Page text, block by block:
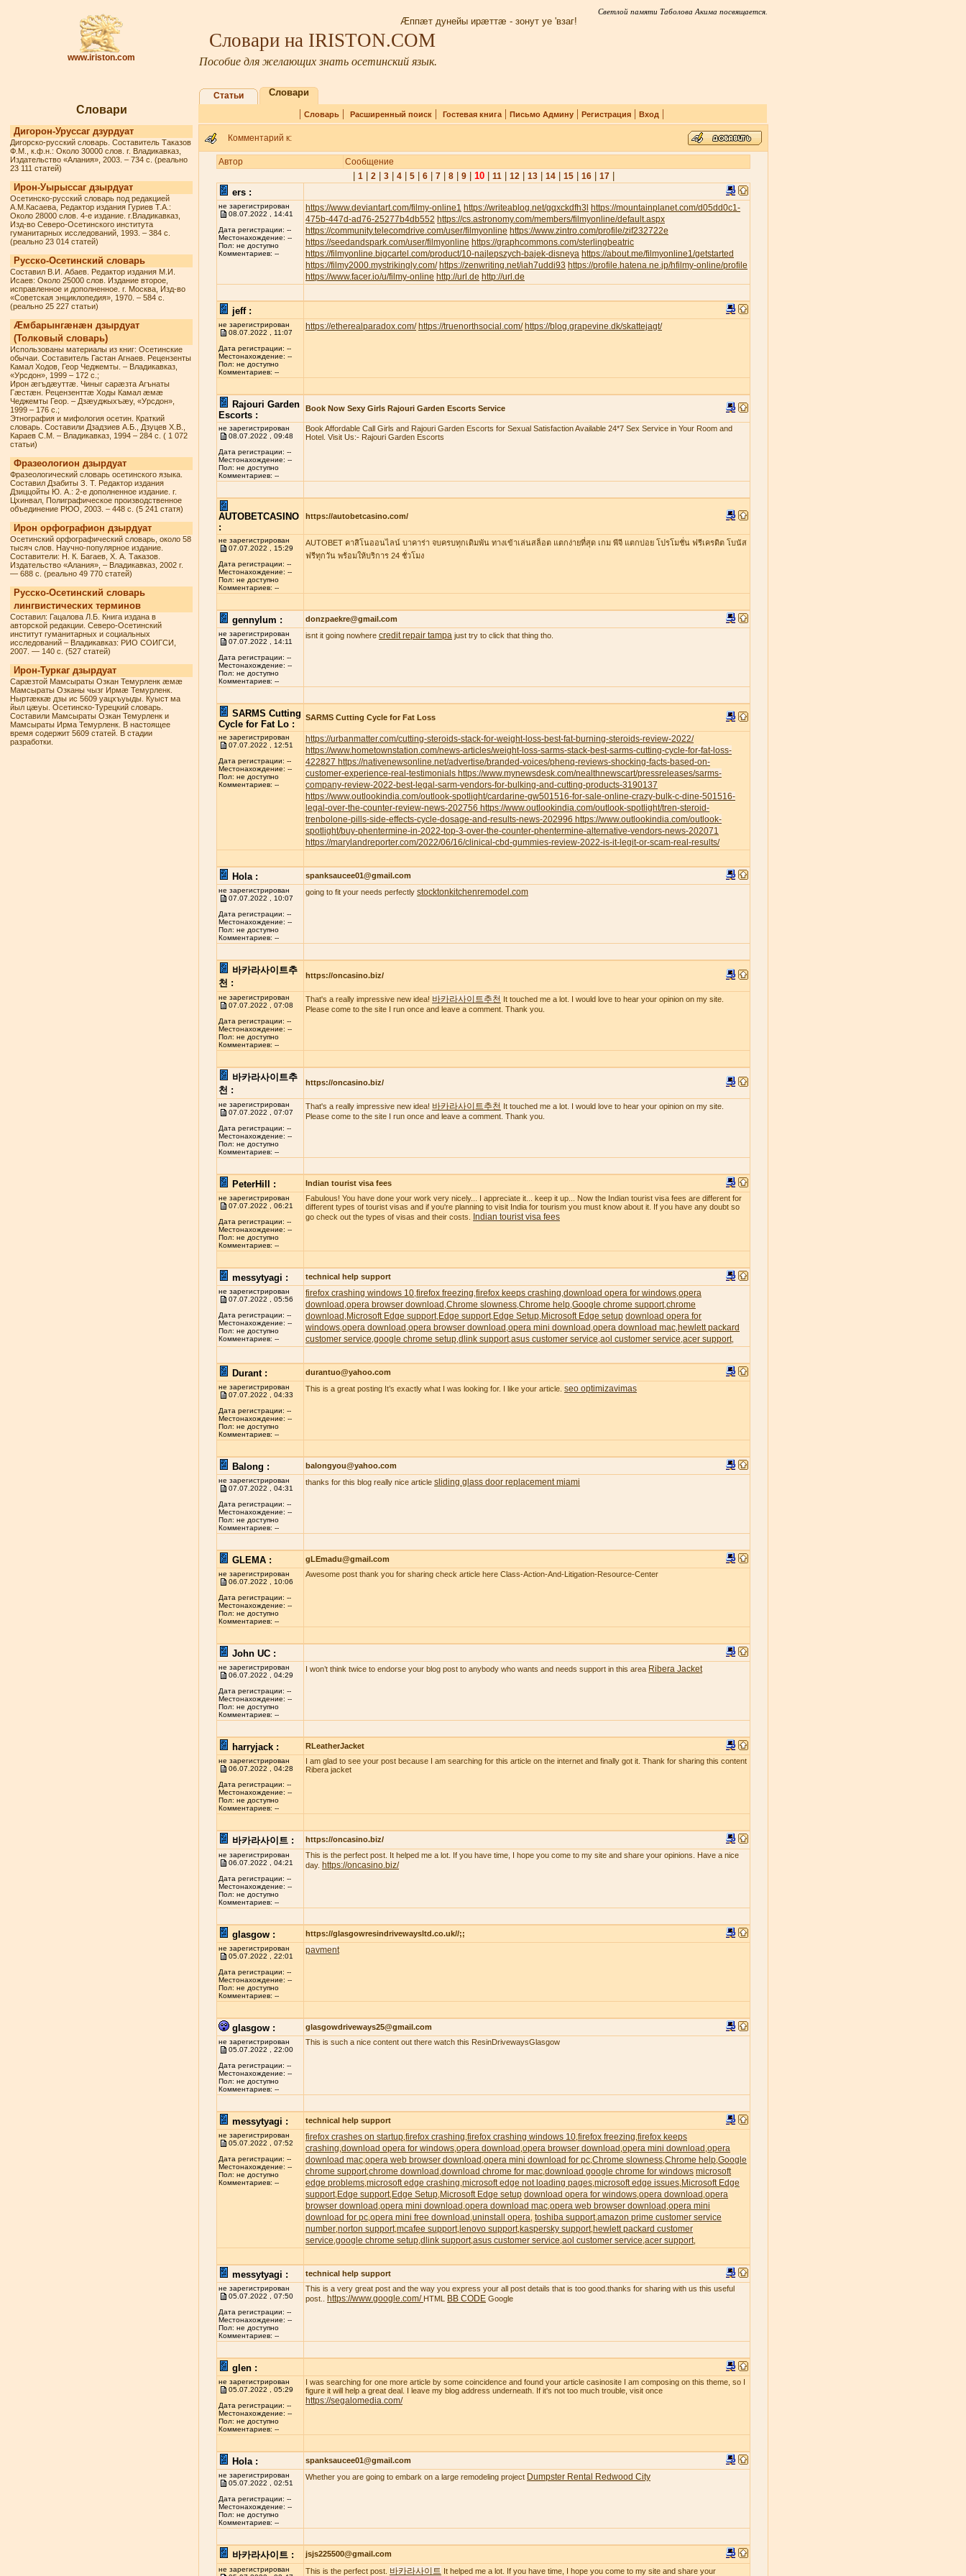
www.iriston.com
Светлой памяти Таболова Акима посвящается.
Æппæт дунейы ирæттæ - зонут уе 'взаг!
Словари на IRISTON.COM
Пособие для желающих знать осетинский язык.
Словари
Дигорон-Уруссаг дзурдуат
Дигорско-русский словарь. Составитель Таказов
Ф.М., к.ф.н.: Около 30000 слов. г. Владикавказ,
Издательство «Алания», 2003. – 734 с. (реально
23 111 статей)
Ирон-Уырыссаг дзырдуат
Осетинско-русский словарь под редакцией
А.М.Касаева, Редактор издания Гуриев Т.А.:
Около 28000 слов. 4-е издание. г.Владикавказ,
Изд-во Северо-Осетинского института
гуманитарных исследований, 1993. – 384 с.
(реально 23 014 статей)
Русско-Осетинский словарь
Составил В.И. Абаев. Редактор издания М.И.
Исаев: Около 25000 слов. Издание второе,
исправленное и дополненное. г. Москва, Изд-во
«Советская энциклопедия», 1970. – 584 с.
(реально 25 227 статьи)
Æмбарынгæнæн дзырдуат
(Толковый словарь)
Использованы материалы из книг: Осетинские
обычаи. Составитель Гастан Агнаев. Рецензенты
Камал Ходов, Геор Чеджемты. – Владикавказ,
«Урсдон», 1999 – 172 с.;
Ирон æгъдæуттæ. Чиныг сарæзта Агънаты
Гæстæн. Рецензенттæ Ходы Камал æмæ
Чеджемты Геор. – Дзæуджыхъæу, «Урсдон»,
1999 – 176 с.;
Этнография и мифология осетин. Краткий
словарь. Составили Дзадзиев А.Б., Дзуцев Х.В.,
Караев С.М. – Владикавказ, 1994 – 284 с. ( 1 072
статьи)
Фразеологион дзырдуат
Фразеологический словарь осетинского языка.
Составил Дзабиты З. Т. Редактор издания
Дзиццойты Ю. А.: 2-е дополненное издание. г.
Цхинвал, Полиграфическое производственное
объединение РЮО, 2003. – 448 с. (5 241 статя)
Ирон орфографион дзырдуат
Осетинский орфографический словарь, около 58
тысяч слов. Научно-популярное издание.
Составители: Н. К. Багаев, Х. А. Таказов.
Издательство «Алания», – Владикавказ, 2002 г.
— 688 с. (реально 49 770 статей)
Русско-Осетинский словарь
лингвистических терминов
Составил: Гацалова Л.Б. Книга издана в
авторской редакции. Северо-Осетинский
институт гуманитарных и социальных
исследований – Владикавказ: РИО СОИГСИ,
2007. — 140 с. (527 статей)
Ирон-Туркаг дзырдуат
Сарæзтой Мамсыраты Озкан Темурленк æмæ
Мамсыраты Озканы чызг Ирмæ Темурленк.
Ныртæккæ дзы ис 5609 уацхъуыды. Куыст ма
йыл цæуы. Осетинско-Турецкий словарь.
Составили Мамсыраты Озкан Темурленк и
Мамсыраты Ирма Темурленк. В настоящее
время содержит 5609 статей. В стадии
разработки.
Статьи Словари
| Словарь| Расширенный поиск| Гостевая книга| Письмо Админу| Регистрация| Вход |
Комментарий к:
Автор Сообщение
1| 2| 3| 4| 5| 6| 7| 8| 9| 10| 11| 12| 13| 14| 15| 16| 17|
ers :
не зарегистрирован
08.07.2022 , 14:41
Дата регистрации: --
Местонахождение: --
Пол: не доступно
Комментариев: --
https://www.deviantart.com/filmy-online1 https://writeablog.net/gqxckdfh3l
https://mountainplanet.com/d05dd0c1-
475b-447d-ad76-25277b4db552 https://cs.astronomy.com/members/filmyonline/default.aspx
https://community.telecomdrive.com/user/filmyonline https://www.zintro.com/profile/zif232722e
https://seedandspark.com/user/filmyonline https://graphcommons.com/sterlingbeatric
https://filmyonline.bigcartel.com/product/10-najlepszych-bajek-disneya https://about.me/filmyonline1/getstarted
https://filmy2000.mystrikingly.com/ https://zenwriting.net/iah7uddi93 https://profile.hatena.ne.jp/hfilmy-online/profile
https://www.facer.io/u/filmy-online http://url.de http://url.de
jeff :
не зарегистрирован
08.07.2022 , 11:07
Дата регистрации: --
Местонахождение: --
Пол: не доступно
Комментариев: --
https://etherealparadox.com/ https://truenorthsocial.com/ https://blog.grapevine.dk/skattejagt/
Rajouri Garden
Escorts :
Book Now Sexy Girls Rajouri Garden Escorts Service
не зарегистрирован
08.07.2022 , 09:48
Дата регистрации: --
Местонахождение: --
Пол: не доступно
Комментариев: --
Book Affordable Call Girls and Rajouri Garden Escorts for Sexual Satisfaction Available 24*7 Sex Service in Your Room and
Hotel. Visit Us:- Rajouri Garden Escorts
AUTOBETCASINO
:
https://autobetcasino.com/
не зарегистрирован
07.07.2022 , 15:29
Дата регистрации: --
Местонахождение: --
Пол: не доступно
Комментариев: --
AUTOBET คาสิโนออนไลน์ บาคาร่า จบครบทุกเดิมพัน ทางเข้าเล่นสล็อต แตกง่ายที่สุด เกม พีจี แตกบ่อย โปรโมชั่น ฟรีเครดิต โบนัส
ฟรีทุกวัน พร้อมให้บริการ 24 ชั่วโมง
gennylum : donzpaekre@gmail.com
не зарегистрирован
07.07.2022 , 14:11
Дата регистрации: --
Местонахождение: --
Пол: не доступно
Комментариев: --
isnt it going nowhere credit repair tampa just try to click that thing tho.
SARMS Cutting
Cycle for Fat Lo :
SARMS Cutting Cycle for Fat Loss
не зарегистрирован
07.07.2022 , 12:51
Дата регистрации: --
Местонахождение: --
Пол: не доступно
Комментариев: --
https://urbanmatter.com/cutting-steroids-stack-for-weight-loss-best-fat-burning-steroids-review-2022/
https://www.hometownstation.com/news-articles/weight-loss-sarms-stack-best-sarms-cutting-cycle-for-fat-loss-
422827 https://nativenewsonline.net/advertise/branded-voices/phenq-reviews-shocking-facts-based-on-
customer-experience-real-testimonials https://www.mynewsdesk.com/nealthnewscart/pressreleases/sarms-
company-review-2022-best-legal-sarm-vendors-for-bulking-and-cutting-products-3190137
https://www.outlookindia.com/outlook-spotlight/cardarine-gw501516-for-sale-online-crazy-bulk-c-dine-501516-
legal-over-the-counter-review-news-202756 https://www.outlookindia.com/outlook-spotlight/tren-steroid-
trenbolone-pills-side-effects-cycle-dosage-and-results-news-202996 https://www.outlookindia.com/outlook-
spotlight/buy-phentermine-in-2022-top-3-over-the-counter-phentermine-alternative-vendors-news-202071
https://marylandreporter.com/2022/06/16/clinical-cbd-gummies-review-2022-is-it-legit-or-scam-real-results/
Hola : spanksaucee01@gmail.com
не зарегистрирован
07.07.2022 , 10:07
Дата регистрации: --
Местонахождение: --
Пол: не доступно
Комментариев: --
going to fit your needs perfectly stocktonkitchenremodel.com
바카라사이트추
천 :
https://oncasino.biz/
не зарегистрирован
07.07.2022 , 07:08
Дата регистрации: --
Местонахождение: --
Пол: не доступно
Комментариев: --
That's a really impressive new idea! 바카라사이트추천 It touched me a lot. I would love to hear your opinion on my site.
Please come to the site I run once and leave a comment. Thank you.
바카라사이트추
천 :
https://oncasino.biz/
не зарегистрирован
07.07.2022 , 07:07
Дата регистрации: --
Местонахождение: --
Пол: не доступно
Комментариев: --
That's a really impressive new idea! 바카라사이트추천 It touched me a lot. I would love to hear your opinion on my site.
Please come to the site I run once and leave a comment. Thank you.
PeterHill : Indian tourist visa fees
не зарегистрирован
07.07.2022 , 06:21
Дата регистрации: --
Местонахождение: --
Пол: не доступно
Комментариев: --
Fabulous! You have done your work very nicely... I appreciate it... keep it up... Now the Indian tourist visa fees are different for
different types of tourist visas and if you're planning to visit India for tourism you must know about it. If you have any doubt so
go check out the types of visas and their costs.
Indian tourist visa fees
messytyagi : technical help support
не зарегистрирован
07.07.2022 , 05:56
Дата регистрации: --
Местонахождение: --
Пол: не доступно
Комментариев: --
firefox crashing windows 10 firefox freezing firefox keeps crashing download opera for windows opera
download opera browser download Chrome slowness Chrome help Google chrome support,chrome
download Microsoft Edge support, Edge support, Edge Setup Microsoft Edge setup download opera for
windows opera download opera browser download opera mini download opera download mac hewlett packard
customer service google chrome setup dlink support,asus customer service aol customer service acer support,
Durant : durantuo@yahoo.com
не зарегистрирован
07.07.2022 , 04:33
Дата регистрации: --
Местонахождение: --
Пол: не доступно
Комментариев: --
This is a great posting It’s exactly what I was looking for. I like your article. seo optimizavimas
Balong : balongyou@yahoo.com
не зарегистрирован
07.07.2022 , 04:31
Дата регистрации: --
Местонахождение: --
Пол: не доступно
Комментариев: --
thanks for this blog really nice article sliding glass door replacement miami
GLEMA : gLEmadu@gmail.com
не зарегистрирован
06.07.2022 , 10:06
Дата регистрации: --
Местонахождение: --
Пол: не доступно
Комментариев: --
Awesome post thank you for sharing check article here Class-Action-And-Litigation-Resource-Center
John UC :
не зарегистрирован
06.07.2022 , 04:29
Дата регистрации: --
Местонахождение: --
Пол: не доступно
Комментариев: --
I won’t think twice to endorse your blog post to anybody who wants and needs support in this area Ribera Jacket
harryjack : RLeatherJacket
не зарегистрирован
06.07.2022 , 04:28
Дата регистрации: --
Местонахождение: --
Пол: не доступно
Комментариев: --
I am glad to see your post because I am searching for this article on the internet and finally got it. Thank for sharing this content
Ribera jacket
바카라사이트 : https://oncasino.biz/
не зарегистрирован
06.07.2022 , 04:21
Дата регистрации: --
Местонахождение: --
Пол: не доступно
Комментариев: --
This is the perfect post. It helped me a lot. If you have time, I hope you come to my site and share your opinions. Have a nice
day. https://oncasino.biz/
glasgow : https://glasgowresindrivewaysltd.co.uk//;;
не зарегистрирован
05.07.2022 , 22:01
Дата регистрации: --
Местонахождение: --
Пол: не доступно
Комментариев: --
pavment
glasgow : glasgowdriveways25@gmail.com
не зарегистрирован
05.07.2022 , 22:00
Дата регистрации: --
Местонахождение: --
Пол: не доступно
Комментариев: --
This is such a nice content out there watch this ResinDrivewaysGlasgow
messytyagi : technical help support
не зарегистрирован
05.07.2022 , 07:52
Дата регистрации: --
Местонахождение: --
Пол: не доступно
Комментариев: --
firefox crashes on startup firefox crashing firefox crashing windows 10 firefox freezing firefox keeps
crashing download opera for windows opera download opera browser download opera mini download opera
download mac opera web browser download opera mini download for pc Chrome slowness Chrome help Google
chrome support chrome download download chrome for mac download google chrome for windows microsoft
edge problems microsoft edge crashing microsoft edge not loading pages microsoft edge issues Microsoft Edge
support Edge support Edge Setup Microsoft Edge setup download opera for windows opera download opera
browser download opera mini download opera download mac opera web browser download opera mini
download for pc opera mini free download uninstall opera toshiba support amazon prime customer service
number norton support mcafee support lenovo support kaspersky support hewlett packard customer
service google chrome setup dlink support asus customer service aol customer service acer support
messytyagi : technical help support
не зарегистрирован
05.07.2022 , 07:50
Дата регистрации: --
Местонахождение: --
Пол: не доступно
Комментариев: --
This is a very great post and the way you express your all post details that is too good.thanks for sharing with us this useful
post..
https://www.google.com/ HTML BB CODE Google
glen :
не зарегистрирован
05.07.2022 , 05:29
Дата регистрации: --
Местонахождение: --
Пол: не доступно
Комментариев: --
I was searching for one more article by some coincidence and found your article casinosite I am composing on this theme, so I
figure it will help a great deal. I leave my blog address underneath. If it's not too much trouble, visit once
https://segalomedia.com/
Hola : spanksaucee01@gmail.com
не зарегистрирован
05.07.2022 , 02:51
Дата регистрации: --
Местонахождение: --
Пол: не доступно
Комментариев: --
Whether you are going to embark on a large remodeling project Dumpster Rental Redwood City
바카라사이트 : jsjs225500@gmail.com
не зарегистрирован
This is the perfect post. 바카라사이트 It helped me a lot. If you have time, I hope you come to my site and share your